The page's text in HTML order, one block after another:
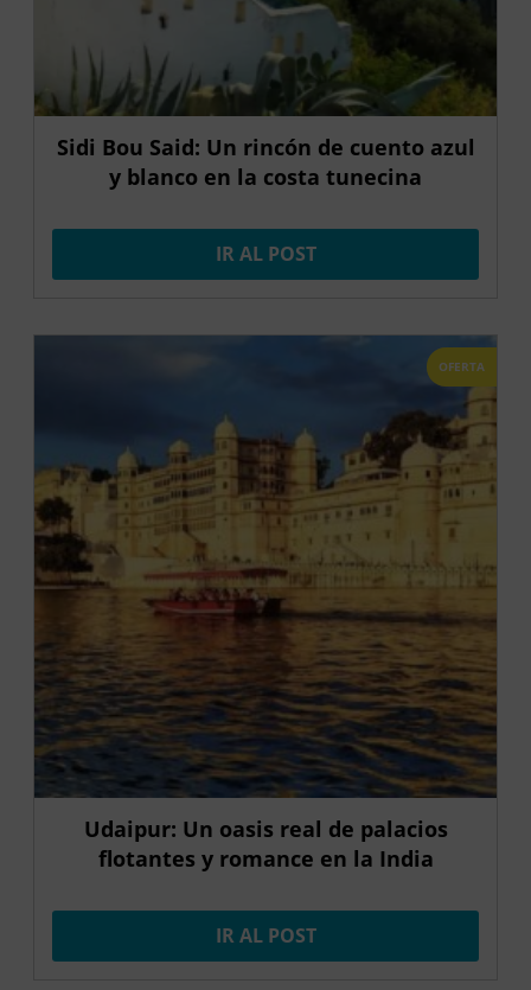
Sidi Bou Said: Un rincón de cuento azul
y blanco en la costa tunecina
IR AL POST
OFERTA
Udaipur: Un oasis real de palacios
flotantes y romance en la India
IR AL POST